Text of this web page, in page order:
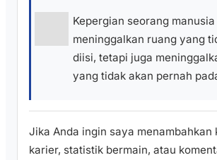
Kepergian seorang
meninggalkan ruang yang
diisi, tetapi juga
yang tidak akan pernah
Jika Anda ingin saya menambahkan
karier, statistik bermain, atau